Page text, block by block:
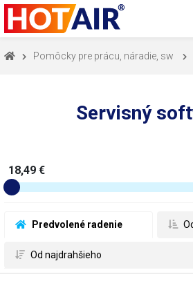
Pomôcky pre prácu, náradie, sw
Servisný
Predvolené radenie
Od najdrahšieho
18,49 €